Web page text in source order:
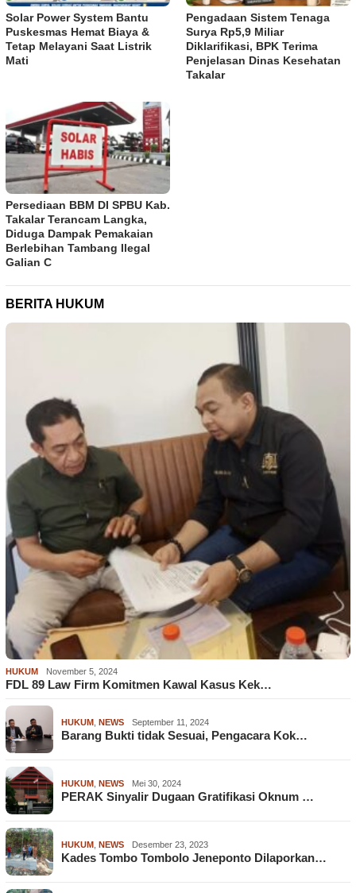
Solar Power System Bantu
Puskesmas Hemat Biaya &
Tetap Melayani Saat Listrik
Mati
Pengadaan Sistem Tenaga
Surya Rp5,9 Miliar
Diklarifikasi, BPK Terima
Penjelasan Dinas Kesehatan
Takalar
Persediaan BBM DI SPBU Kab.
Takalar Terancam Langka,
Diduga Dampak Pemakaian
Berlebihan Tambang Ilegal
Galian C
BERITA HUKUM
HUKUM November 5, 2024
FDL 89 Law Firm Komitmen Kawal Kasus Kek…
HUKUM NEWS September 11, 2024
Barang Bukti tidak Sesuai, Pengacara Kok…
HUKUM NEWS Mei 30, 2024
PERAK Sinyalir Dugaan Gratifikasi Oknum …
HUKUM NEWS Desember 23, 2023
Kades Tombo Tombolo Jeneponto Dilaporkan…